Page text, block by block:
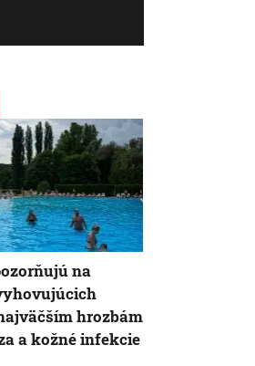
na
hrozbám
a kožné infekcie